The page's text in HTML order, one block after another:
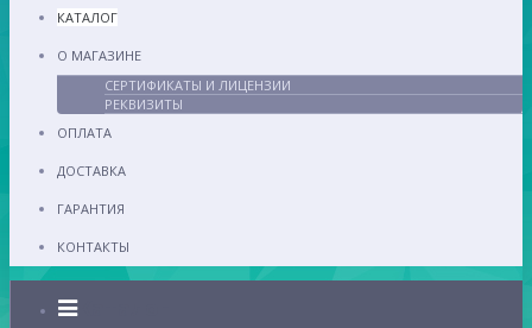
КАТАЛОГ
О МАГАЗИНЕ
СЕРТИФИКАТЫ И ЛИЦЕНЗИИ
РЕКВИЗИТЫ
ОПЛАТА
ДОСТАВКА
ГАРАНТИЯ
КОНТАКТЫ
Каталог